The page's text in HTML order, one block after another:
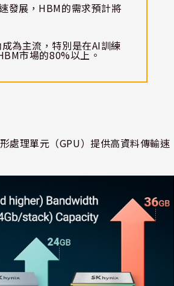
發展， HBM的需求預計將
為主流，特別是在AI訓練
市場的80%以上。
處理單元（GPU）提供高資料傳輸速